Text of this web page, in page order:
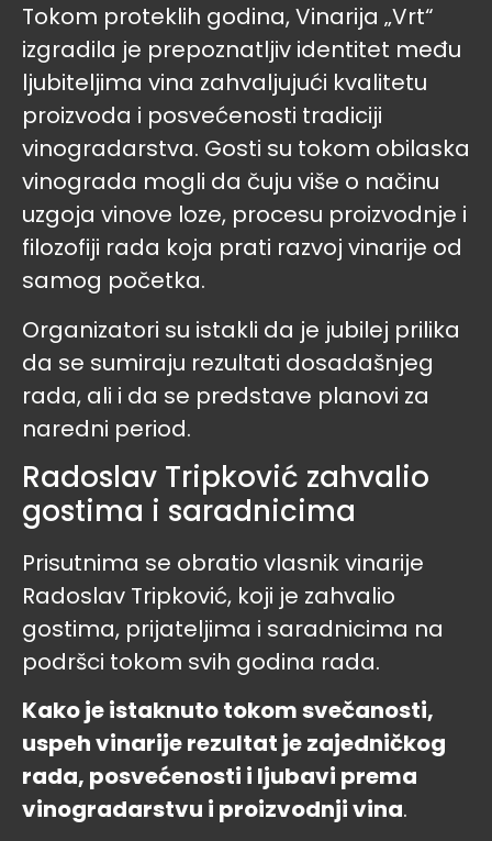
Tokom proteklih godina, Vinarija „Vrt“
izgradila je prepoznatljiv identitet među
ljubiteljima vina zahvaljujući kvalitetu
proizvoda i posvećenosti tradiciji
vinogradarstva. Gosti su tokom obilaska
vinograda mogli da čuju više o načinu
uzgoja vinove loze, procesu proizvodnje i
filozofiji rada koja prati razvoj vinarije od
samog početka.
Organizatori su istakli da je jubilej prilika
da se sumiraju rezultati dosadašnjeg
rada, ali i da se predstave planovi za
naredni period.
Radoslav Tripković zahvalio
gostima i saradnicima
Prisutnima se obratio vlasnik vinarije
Radoslav Tripković, koji je zahvalio
gostima, prijateljima i saradnicima na
podršci tokom svih godina rada.
Kako je istaknuto tokom svečanosti,
uspeh vinarije rezultat je zajedničkog
rada, posvećenosti i ljubavi prema
vinogradarstvu i proizvodnji vina.